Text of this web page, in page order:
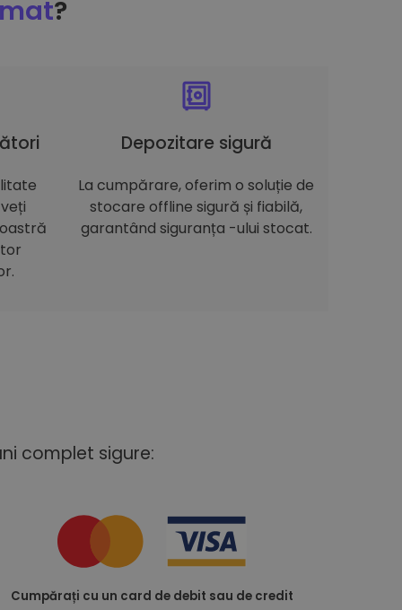
?
Depozitare sigură
La cumpărare, oferim o soluție de
stocare offline sigură și fiabilă,
garantând siguranța -ului stocat.
complet sigure:
Cumpărați cu un card de debit sau de credit